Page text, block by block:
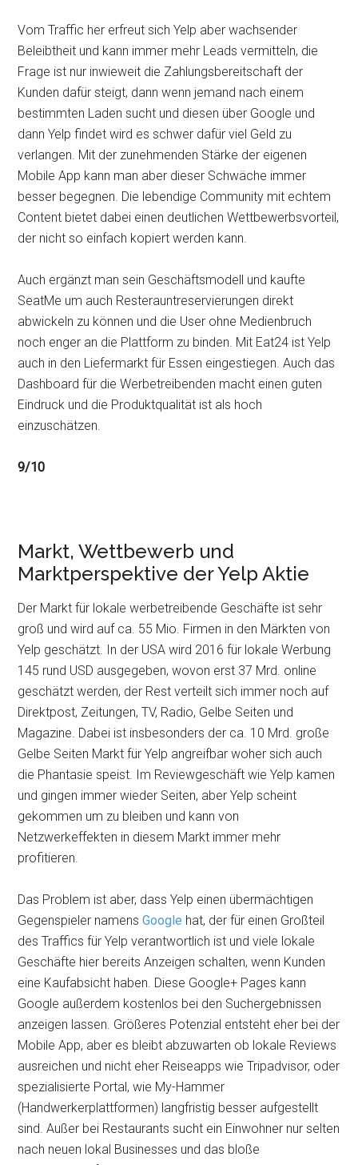
Vom Traffic her erfreut sich Yelp aber wachsender
Beleibtheit und kann immer mehr Leads vermitteln, die
Frage ist nur inwieweit die Zahlungsbereitschaft der
Kunden dafür steigt, dann wenn jemand nach einem
bestimmten Laden sucht und diesen über Google und
dann Yelp findet wird es schwer dafür viel Geld zu
verlangen. Mit der zunehmenden Stärke der eigenen
Mobile App kann man aber dieser Schwäche immer
besser begegnen. Die lebendige Community mit echtem
Content bietet dabei einen deutlichen Wettbewerbsvorteil,
der nicht so einfach kopiert werden kann.
Auch ergänzt man sein Geschäftsmodell und kaufte
SeatMe um auch Resterauntreservierungen direkt
abwickeln zu können und die User ohne Medienbruch
noch enger an die Plattform zu binden. Mit Eat24 ist Yelp
auch in den Liefermarkt für Essen eingestiegen. Auch das
Dashboard für die Werbetreibenden macht einen guten
Eindruck und die Produktqualität ist als hoch
einzuschätzen.
9/10
Markt, Wettbewerb und
Marktperspektive der Yelp Aktie
Der Markt für lokale werbetreibende Geschäfte ist sehr
groß und wird auf ca. 55 Mio. Firmen in den Märkten von
Yelp geschätzt. In der USA wird 2016 für lokale Werbung
145 rund USD ausgegeben, wovon erst 37 Mrd. online
geschätzt werden, der Rest verteilt sich immer noch auf
Direktpost, Zeitungen, TV, Radio, Gelbe Seiten und
Magazine. Dabei ist insbesonders der ca. 10 Mrd. große
Gelbe Seiten Markt für Yelp angreifbar woher sich auch
die Phantasie speist. Im Reviewgeschäft wie Yelp kamen
und gingen immer wieder Seiten, aber Yelp scheint
gekommen um zu bleiben und kann von
Netzwerkeffekten in diesem Markt immer mehr
profitieren.
Das Problem ist aber, dass Yelp einen übermächtigen
Gegenspieler namensGoogle hat, der für einen Großteil
des Traffics für Yelp verantwortlich ist und viele lokale
Geschäfte hier bereits Anzeigen schalten, wenn Kunden
eine Kaufabsicht haben. Diese Google+ Pages kann
Google außerdem kostenlos bei den Suchergebnissen
anzeigen lassen. Größeres Potenzial entsteht eher bei der
Mobile App, aber es bleibt abzuwarten ob lokale Reviews
ausreichen und nicht eher Reiseapps wie Tripadvisor, oder
spezialisierte Portal, wie My-Hammer
(Handwerkerplattformen) langfristig besser aufgestellt
sind. Außer bei Restaurants sucht ein Einwohner nur selten
nach neuen lokal Businesses und das bloße